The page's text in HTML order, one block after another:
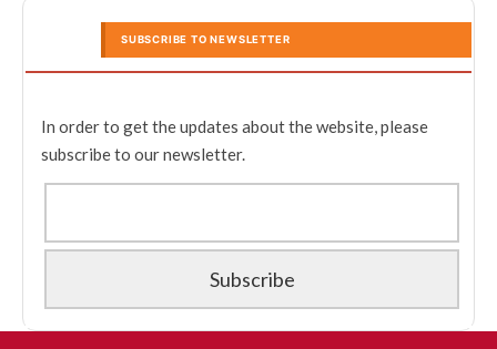
SUBSCRIBE TO NEWSLETTER
In order to get the updates about the website, please
subscribe to our newsletter.